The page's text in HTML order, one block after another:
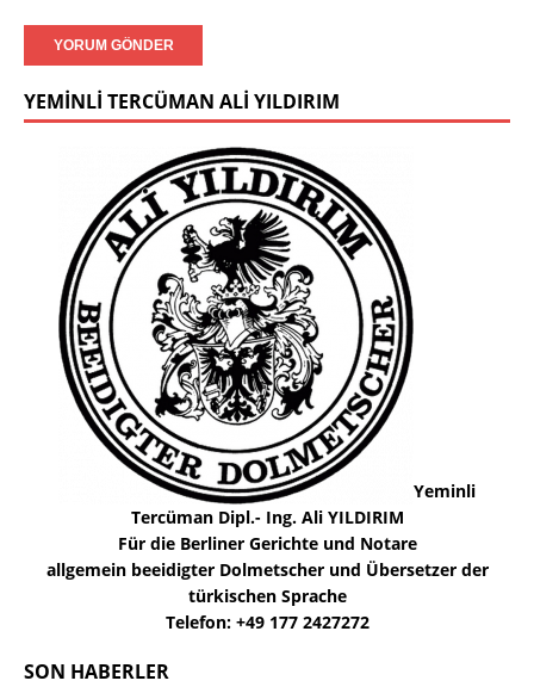
YEMINLI TERCÜMAN ALI YILDIRIM
Yeminli
Tercüman Dipl.- Ing. Ali YILDIRIM
Für die Berliner Gerichte und Notare
allgemein beeidigter Dolmetscher und Übersetzer der
türkischen Sprache
Telefon: +49 177 2427272
SON HABERLER